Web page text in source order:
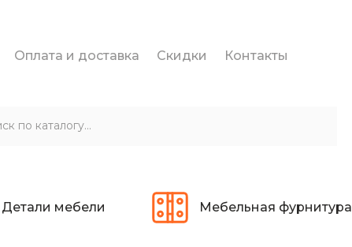
Оплата и доставка Скидки Контакты
Детали мебели Мебельная фурнитура